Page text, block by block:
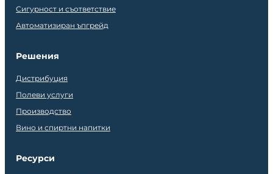
Сигурност и съответствие
Автоматизиран ъпгрейд
Решения
Дистрибуция
Полеви услуги
Производство
Вино и спиртни напитки
Ресурси